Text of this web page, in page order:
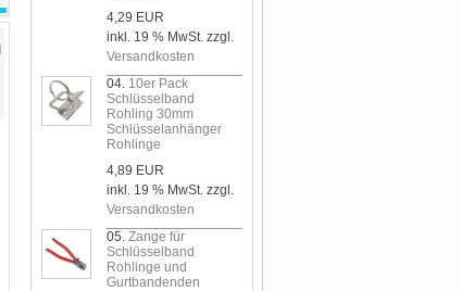
4,29 EUR
inkl. 19 % MwSt. zzgl.
Versandkosten
04. 10er Pack
Schlüsselband
Rohling 30mm
Schlüsselanhänger
Rohlinge
4,89 EUR
inkl. 19 % MwSt. zzgl.
Versandkosten
05. Zange für
Schlüsselband
Rohlinge und
Gurtbandenden